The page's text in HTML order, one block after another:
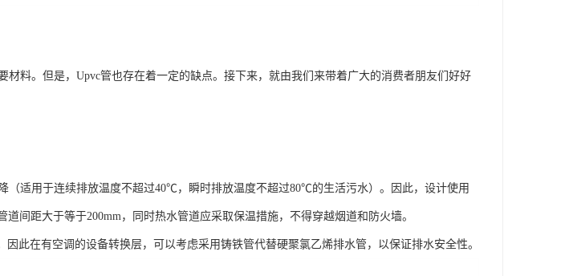
材料。但是，Upvc管也存在着一定的缺点。接下来，就由我们来带着广大的消费者朋友们好好
（适用于连续排放温度不超过40℃，瞬时排放温度不超过80℃的生活污水）。因此，设计使用
间距大于等于200mm，同时热水管道应采取保温措施，不得穿越烟道和防火墙。
此在有空调的设备转换层，可以考虑采用铸铁管代替硬聚氯乙烯排水管，以保证排水安全性。